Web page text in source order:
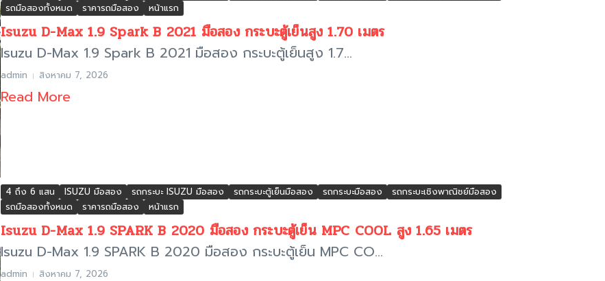
รถมือสองทั้งหมด
ราคารถมือสอง หน้าแรก
Isuzu D-Max 1.9 Spark B 2021 มือสอง กระบะตู้เย็นสูง 1.70 เมตร
Isuzu D-Max 1.9 Spark B 2021 มือสอง กระบะตู้เย็นสูง 1.7...
admin สิงหาคม 7, 2026
Read More
4 ถึง 6 แสน ISUZU มือสอง รถกระบะ ISUZU มือสอง รถกระบะตู้เย็นมือสอง รถกระบะมือสอง
รถกระบะเชิงพาณิชย์มือสอง
รถมือสองทั้งหมด
ราคารถมือสอง หน้าแรก
Isuzu D-Max 1.9 SPARK B 2020 มือสอง กระบะตู้เย็น MPC COOL สูง 1.65 เมตร
Isuzu D-Max 1.9 SPARK B 2020 มือสอง กระบะตู้เย็น MPC CO...
admin สิงหาคม 7, 2026